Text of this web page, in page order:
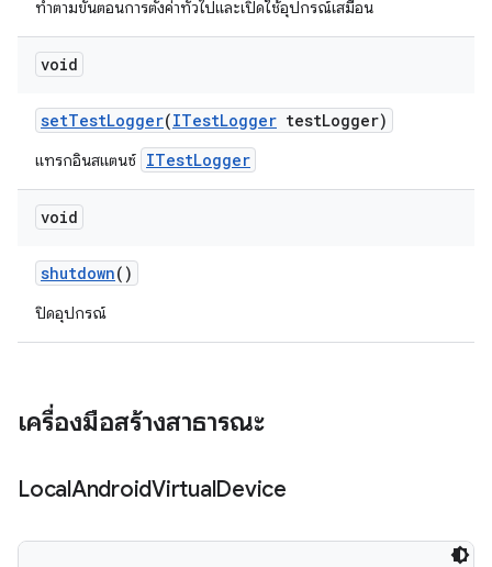
ทำตามขั้นตอนการตั้งค่าทั่วไปและเปิดใช้อุปกรณ์เสมือน
void
setTestLogger(ITestLogger testLogger)
แทรกอินสแตนซ์ ITestLogger
void
shutdown()
ปิดอุปกรณ์
เครื่องมือสร้างสาธารณะ
LocalAndroidVirtualDevice